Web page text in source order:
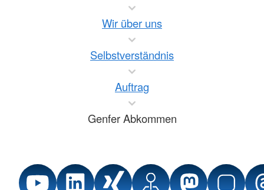
Wir über uns
Selbstverständnis
Auftrag
Genfer Abkommen